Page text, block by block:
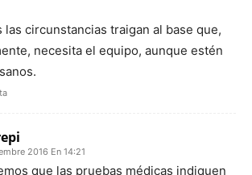
las circunstancias traigan al base que,
necesita el equipo, aunque estén
2016 En 14:21
que las pruebas médicas indiquen